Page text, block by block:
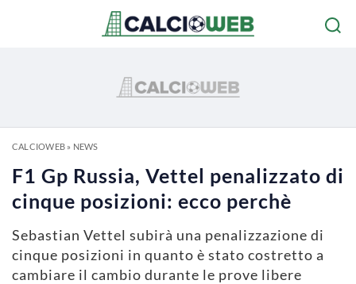
CALCIOWEB» NEWS
F1 Gp Russia, Vettel penalizzato di
cinque posizioni: ecco perchè
Sebastian Vettel subirà una penalizzazione di
cinque posizioni in quanto è stato costretto a
cambiare il cambio durante le prove libere